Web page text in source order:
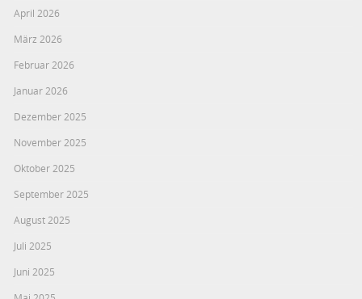
April 2026
März 2026
Februar 2026
Januar 2026
Dezember 2025
November 2025
Oktober 2025
September 2025
August 2025
Juli 2025
Juni 2025